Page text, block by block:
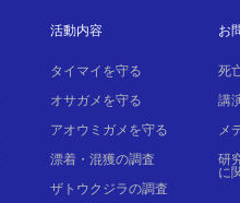
活動内容
タイマイを守る
オサガメを守る
アオウミガメを守る
漂着・混獲の調査
ザトウクジラの調査
お
死
講
メ
研
に